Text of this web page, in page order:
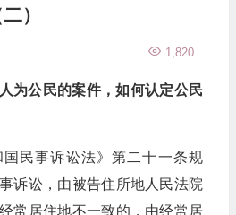
）
1,820
为公民的案件，如何认定公民
国民事诉讼法》第二十一条规
诉讼，由被告住所地人民法院
常居住地不一致的，由经常居